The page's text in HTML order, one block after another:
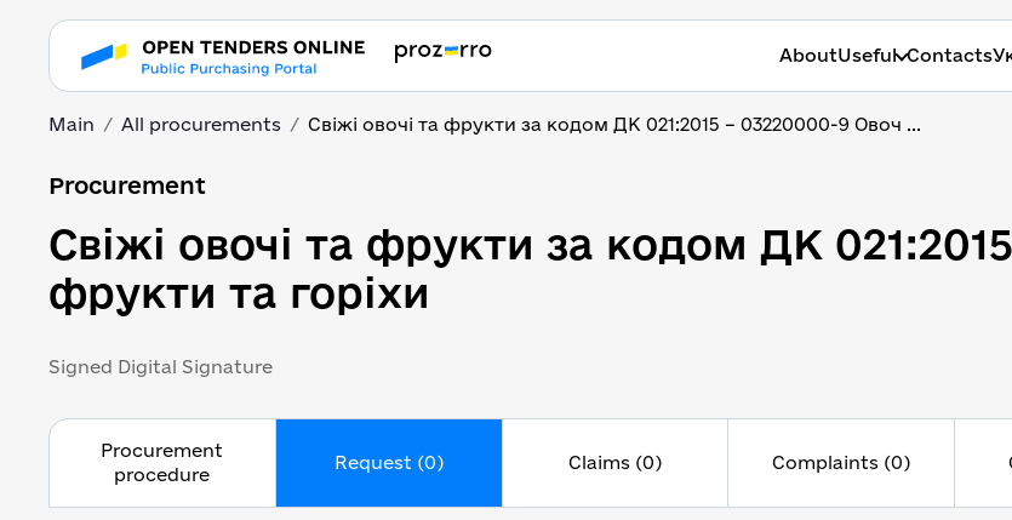
AboutUseful Contacts
Main All procurements Свіжі овочі та фрукти за кодом ДК 021:2015 – 03220000-9 Овоч ...
Свіжі овочі та фрукти за кодом ДК
Procurement
Свіжі овочі та фрукти за кодом ДК
фрукти та горіхи
Signed Digital Signature
Procurement
procedure
Request (0) Claims (0) Complaints (0)